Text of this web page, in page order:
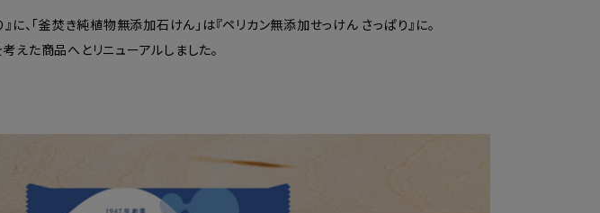
、「釜焚き純植物無添加石けん」は『ペリカン無添加せっけん さっぱり』に。
えた商品へとリニューアルしました。